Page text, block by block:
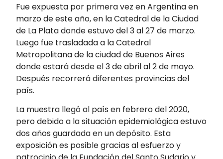
Fue expuesta por primera vez en Argentina en
marzo de este año, en la Catedral de la Ciudad
de La Plata donde estuvo del 3 al 27 de marzo.
Luego fue trasladada a la Catedral
Metropolitana de la ciudad de Buenos Aires
donde estará desde el 3 de abril al 2 de mayo.
Después recorrerá diferentes provincias del
país.
La muestra llegó al país en febrero del 2020,
pero debido a la situación epidemiológica estuvo
dos años guardada en un depósito. Esta
exposición es posible gracias al esfuerzo y